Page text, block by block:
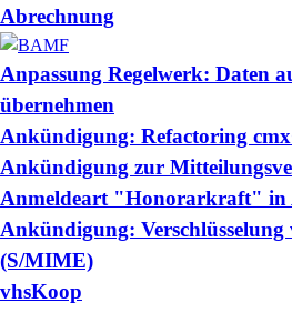
Abrechnung
Anpassung Regelwerk: Daten
übernehmen
Ankündigung: Refactoring
Ankündigung zur
Anmeldeart "Honorarkraft" in
Ankündigung:
(S/MIME)
vhsKoop